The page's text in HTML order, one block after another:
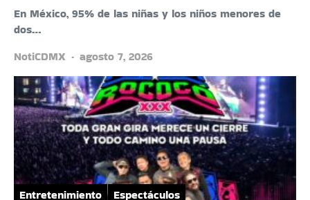
En México, 95% de las niñas y los niños menores de
dos…
NotiCDMX
agosto 7, 2026
Entretenimiento
Espectáculos